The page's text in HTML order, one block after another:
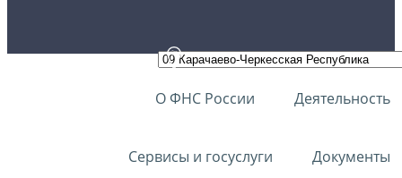
О ФНС России Деятельность
Сервисы и госуслуги Документы